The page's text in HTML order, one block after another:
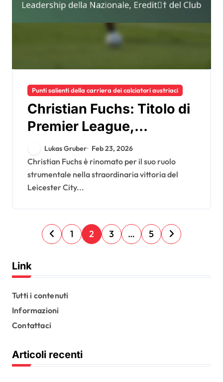
Punti salienti della carriera dei calciatori austriaci
Christian Fuchs: Titolo di
Premier League,
Leadership della
Nazionale, Eredità del
Club
Lukas Gruber Feb 23, 2026
Christian Fuchs è rinomato per il suo ruolo
strumentale nella straordinaria vittoria del
Leicester City...
P
o
t
s
p
a
g
i
1 2 3 … 5
Link
Tutti i contenuti
Informazioni
Contattaci
Articoli recenti